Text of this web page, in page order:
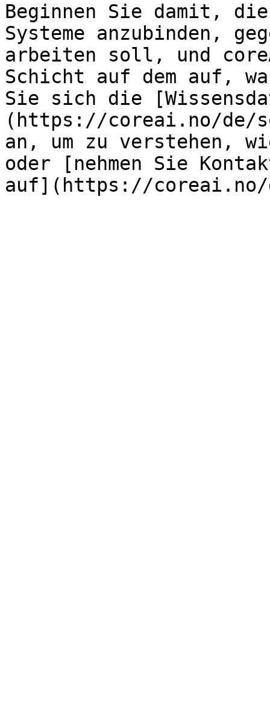
Beginnen Sie damit,
Systeme anzubinden,
arbeiten soll, und
Schicht auf dem auf,
Sie sich die
(https://coreai.no/de/
an, um zu verstehen,
oder [nehmen Sie
auf](https://